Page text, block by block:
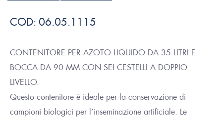
COD: 06.05.1115
CONTENITORE PER AZOTO LIQUIDO DA 35 LITRI E
BOCCA DA 90 MM CON SEI CESTELLI A DOPPIO
LIVELLO.
Questo contenitore è ideale per la conservazione di
campioni biologici per l’inseminazione artificiale. Le